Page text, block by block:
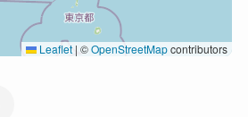
Leaflet | ©OpenStreetMapcontributors